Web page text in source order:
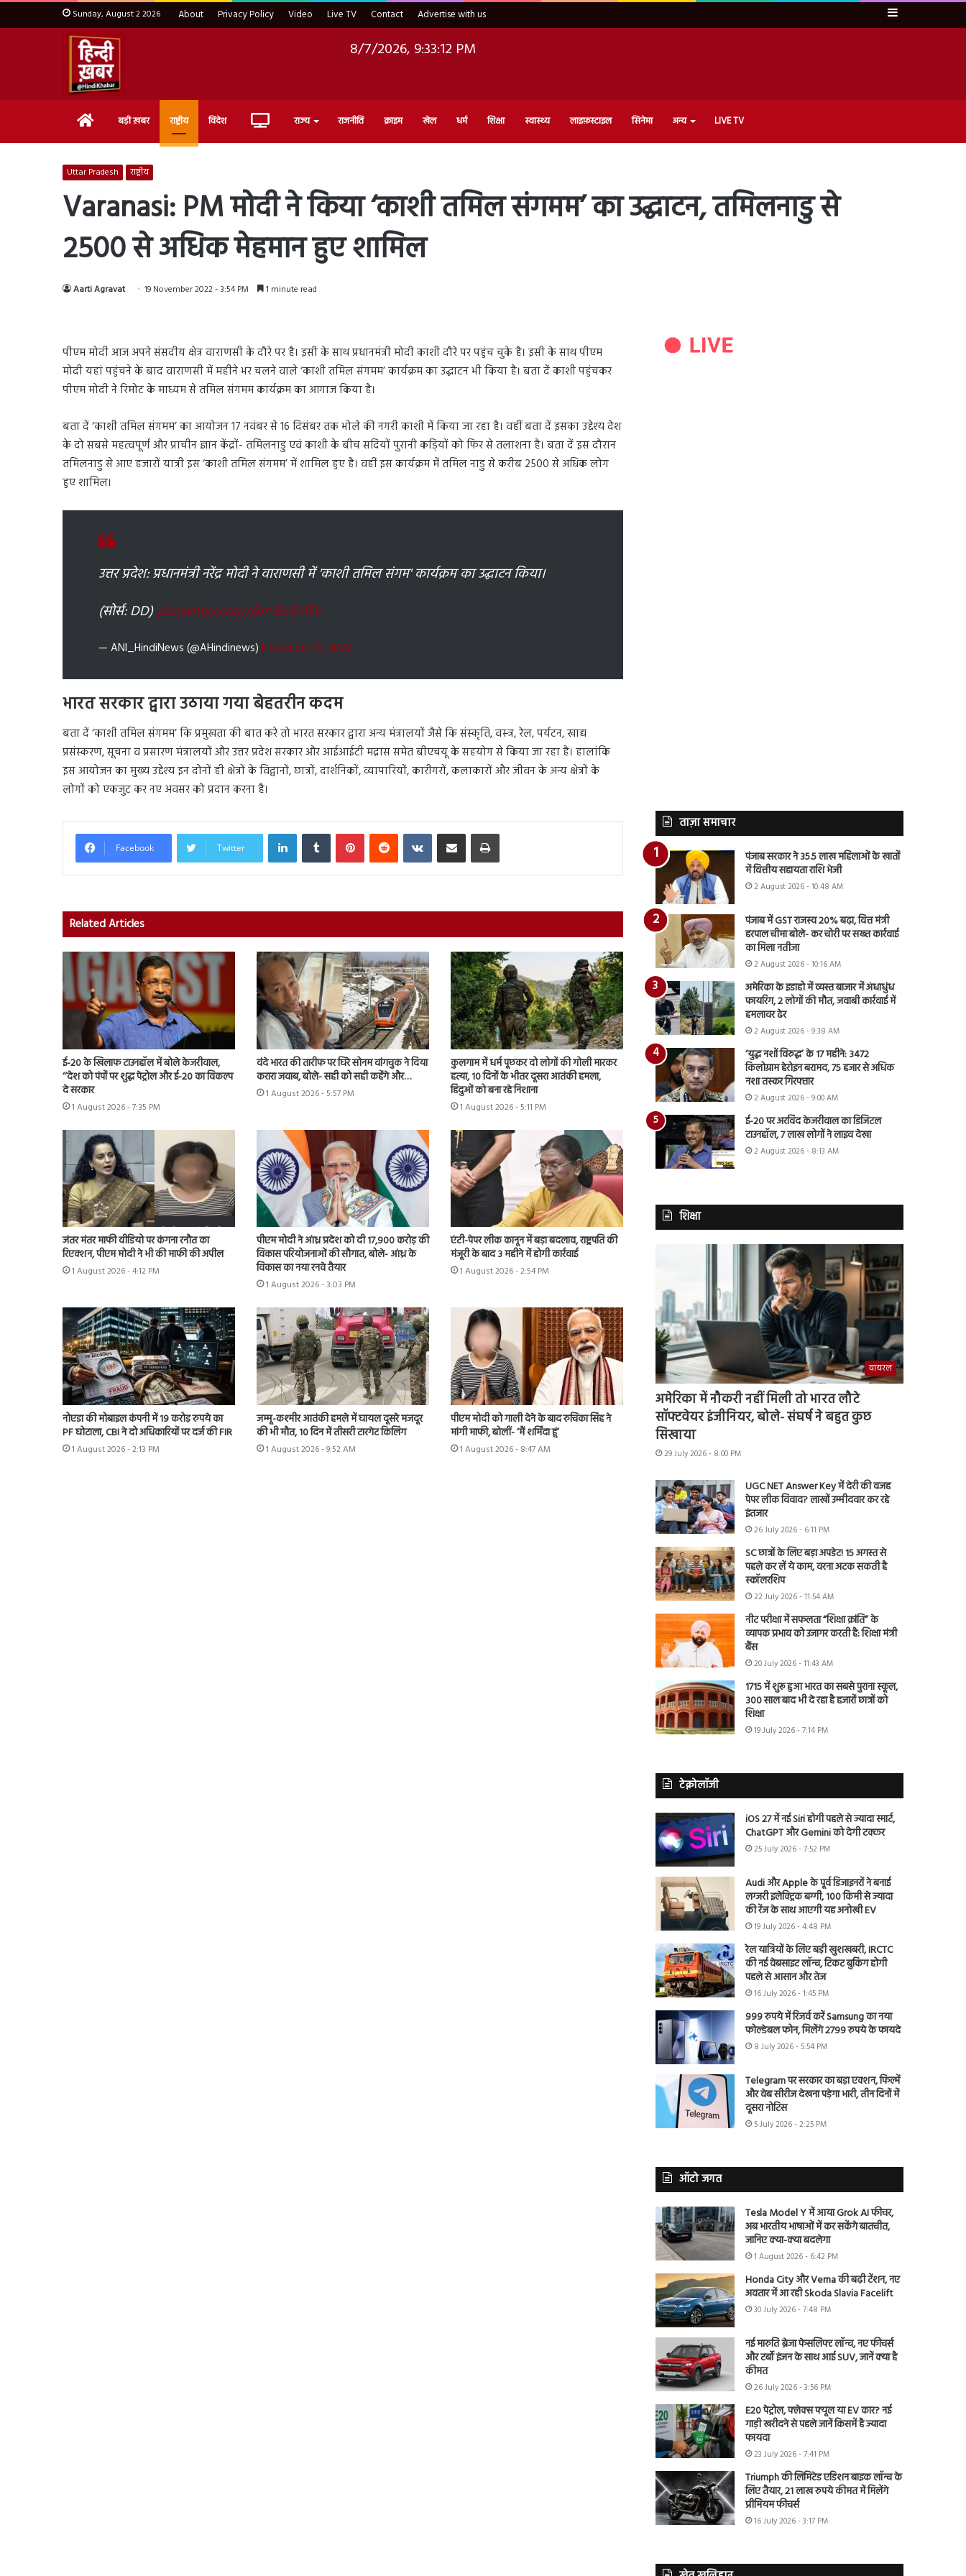
Sunday, August 2 2026 About Privacy Policy Video Live TV Contact Advertise with us Sidebar
8/7/2026, 9:33:13 PM
Home बड़ी ख़बर राष्ट्रीय विदेश Live राज्य राजनीति क्राइम खेल धर्म शिक्षा स्वास्थ्य लाइफ़स्टाइल सिनेमा अन्य LIVE TV
Uttar Pradesh राष्ट्रीय
Varanasi: PM मोदी ने किया ‘काशी तमिल संगमम’ का उद्घाटन, तमिलनाडु से
2500 से अधिक मेहमान हुए शामिल
Aarti Agravat 19 November 2022 - 3:54 PM 1 minute read
पीएम मोदी आज अपने संसदीय क्षेत्र वाराणसी के दौरे पर है। इसी के साथ प्रधानमंत्री मोदी काशी दौरे पर पहुंच चुके है। इसी के साथ पीएम
मोदी यहां पहुंचने के बाद वाराणसी में महीने भर चलने वाले ‘काशी तमिल संगमम’ कार्यक्रम का उद्घाटन भी किया है। बता दें काशी पहुंचकर
पीएम मोदी ने रिमोट के माध्यम से तमिल संगमम कार्यक्रम का आगाज किया है।
बता दें ‘काशी तमिल संगमम’ का आयोजन 17 नवंबर से 16 दिसंबर तक भोले की नगरी काशी में किया जा रहा है। वहीं बता दें इसका उद्देश्य देश
के दो सबसे महत्वपूर्ण और प्राचीन ज्ञान केंद्रों- तमिलनाडु एवं काशी के बीच सदियों पुरानी कड़ियों को फिर से तलाशना है। बता दें इस दौरान
तमिलनाडु से आए हजारों यात्री इस ‘काशी तमिल संगमम’ में शामिल हुए है। वहीं इस कार्यक्रम में तमिल नाडु से करीब 2500 से अधिक लोग
हुए शामिल।
उत्तर प्रदेश: प्रधानमंत्री नरेंद्र मोदी ने वाराणसी में 'काशी तमिल संगम' कार्यक्रम का उद्घाटन किया।
(सोर्स: DD)pic.twitter.com/Gm15s5ViFv
— ANI_HindiNews (@AHindinews) November 19, 2022
भारत सरकार द्वारा उठाया गया बेहतरीन कदम
बता दें ‘काशी तमिल संगमम’ कि प्रमुखता की बात करे तो भारत सरकार द्वारा अन्य मंत्रालयों जैसे कि संस्कृति, वस्‍त्र, रेल, पर्यटन, खाद्य
प्रसंस्करण, सूचना व प्रसारण मंत्रालयों और उत्तर प्रदेश सरकार और आईआईटी मद्रास समेत बीएचयू के सहयोग से किया जा रहा है। हालांकि
इस आयोजन का मुख्य उद्देश्य इन दोनों ही क्षेत्रों के विद्वानों, छात्रों, दार्शनिकों, व्यापारियों, कारीगरों, कलाकारों और जीवन के अन्य क्षेत्रों के
लोगों को एकजुट कर नए अवसर को प्रदान करना है।
Facebook Twitter
LinkedInTumblr PinterestReddit VKontakteShare via Email Print
Related Articles
ई-20 के खिलाफ टाउनहॉल में बोले केजरीवाल,
‘‘देश को पंपों पर शुद्ध पेट्रोल और ई-20 का विकल्प
दे सरकार
1 August 2026 - 7:35 PM
वंदे भारत की तारीफ पर घिरे सोनम वांगचुक ने दिया
करारा जवाब, बोले- सही को सही कहेंगे और…
1 August 2026 - 5:57 PM
कुलगाम में धर्म पूछकर दो लोगों की गोली मारकर
हत्या, 10 दिनों के भीतर दूसरा आतंकी हमला,
हिंदुओं को बना रहे निशाना
1 August 2026 - 5:11 PM
जंतर मंतर माफी वीडियो पर कंगना रनौत का
रिएक्शन, पीएम मोदी ने भी की माफी की अपील
1 August 2026 - 4:12 PM
पीएम मोदी ने आंध्र प्रदेश को दी 17,900 करोड़ की
विकास परियोजनाओं की सौगात, बोले- आंध्र के
विकास का नया रनवे तैयार
1 August 2026 - 3:03 PM
एंटी-पेपर लीक कानून में बड़ा बदलाव, राष्ट्रपति की
मंजूरी के बाद 3 महीने में होगी कार्रवाई
1 August 2026 - 2:54 PM
नोएडा की मोबाइल कंपनी में 19 करोड़ रुपये का
PF घोटाला, CBI ने दो अधिकारियों पर दर्ज की FIR
1 August 2026 - 2:13 PM
जम्मू-कश्मीर आतंकी हमले में घायल दूसरे मजदूर
की भी मौत, 10 दिन में तीसरी टारगेट किलिंग
1 August 2026 - 9:52 AM
पीएम मोदी को गाली देने के बाद रुचिका सिंह ने
मांगी माफी, बोलीं- ‘मैं शर्मिंदा हूं’
1 August 2026 - 8:47 AM
ताज़ा समाचार
पंजाब सरकार ने 35.5 लाख महिलाओं के खातों
में वित्तीय सहायता राशि भेजी
2 August 2026 - 10:48 AM
पंजाब में GST राजस्व 20% बढ़ा, वित्त मंत्री
हरपाल चीमा बोले- कर चोरी पर सख्त कार्रवाई
का मिला नतीजा
2 August 2026 - 10:16 AM
अमेरिका के इडाहो में व्यस्त बाजार में अंधाधुंध
फायरिंग, 2 लोगों की मौत, जवाबी कार्रवाई में
हमलावर ढेर
2 August 2026 - 9:38 AM
‘युद्ध नशों विरुद्ध’ के 17 महीने: 3472
किलोग्राम हेरोइन बरामद, 75 हजार से अधिक
नशा तस्कर गिरफ्तार
2 August 2026 - 9:00 AM
ई-20 पर अरविंद केजरीवाल का डिजिटल
टाउनहॉल, 7 लाख लोगों ने लाइव देखा
2 August 2026 - 8:13 AM
शिक्षा
वायरल
अमेरिका में नौकरी नहीं मिली तो भारत लौटे
सॉफ्टवेयर इंजीनियर, बोले- संघर्ष ने बहुत कुछ
सिखाया
29 July 2026 - 8:00 PM
UGC NET Answer Key में देरी की वजह
पेपर लीक विवाद? लाखों उम्मीदवार कर रहे
इंतजार
26 July 2026 - 6:11 PM
SC छात्रों के लिए बड़ा अपडेट! 15 अगस्त से
पहले कर लें ये काम, वरना अटक सकती है
स्कॉलरशिप
22 July 2026 - 11:54 AM
नीट परीक्षा में सफलता “शिक्षा क्रांति” के
व्यापक प्रभाव को उजागर करती है: शिक्षा मंत्री
बैंस
20 July 2026 - 11:43 AM
1715 में शुरू हुआ भारत का सबसे पुराना स्कूल,
300 साल बाद भी दे रहा है हजारों छात्रों को
शिक्षा
19 July 2026 - 7:14 PM
टेक्नोलॉजी
iOS 27 में नई Siri होगी पहले से ज्यादा स्मार्ट,
ChatGPT और Gemini को देगी टक्कर
25 July 2026 - 7:52 PM
Audi और Apple के पूर्व डिजाइनरों ने बनाई
लग्जरी इलेक्ट्रिक बग्गी, 100 किमी से ज्यादा
की रेंज के साथ आएगी यह अनोखी EV
19 July 2026 - 4:48 PM
रेल यात्रियों के लिए बड़ी खुशखबरी, IRCTC
की नई वेबसाइट लॉन्च, टिकट बुकिंग होगी
पहले से आसान और तेज
16 July 2026 - 1:45 PM
999 रुपये में रिजर्व करें Samsung का नया
फोल्डेबल फोन, मिलेंगे 2799 रुपये के फायदे
8 July 2026 - 5:54 PM
Telegram पर सरकार का बड़ा एक्शन, फिल्में
और वेब सीरीज देखना पड़ेगा भारी, तीन दिनों में
दूसरा नोटिस
5 July 2026 - 2:25 PM
ऑटो जगत
Tesla Model Y में आया Grok AI फीचर,
अब भारतीय भाषाओं में कर सकेंगे बातचीत,
जानिए क्या-क्या बदलेगा
1 August 2026 - 6:42 PM
Honda City और Verna की बढ़ी टेंशन, नए
अवतार में आ रही Skoda Slavia Facelift
30 July 2026 - 7:48 PM
नई मारुति ब्रेजा फेसलिफ्ट लॉन्च, नए फीचर्स
और टर्बो इंजन के साथ आई SUV, जानें क्या है
कीमत
26 July 2026 - 3:56 PM
E20 पेट्रोल, फ्लेक्स फ्यूल या EV कार? नई
गाड़ी खरीदने से पहले जानें किसमें है ज्यादा
फायदा
23 July 2026 - 7:41 PM
Triumph की लिमिटेड एडिशन बाइक लॉन्च के
लिए तैयार, 21 लाख रुपये कीमत में मिलेंगे
प्रीमियम फीचर्स
16 July 2026 - 3:17 PM